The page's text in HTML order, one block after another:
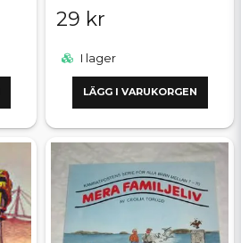
29 kr
I lager
LÄGG I VARUKORGEN